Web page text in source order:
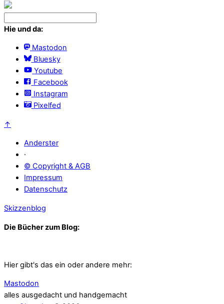
Hie und da:
Mastodon
Bluesky
Youtube
Facebook
Instagram
Pixelfed
↑
Anderster
·
© Copyright & AGB
Impressum
Datenschutz
Skizzenblog
Die Bücher zum Blog:
Hier gibt's das ein oder andere mehr:
Mastodon
alles ausgedacht und handgemacht